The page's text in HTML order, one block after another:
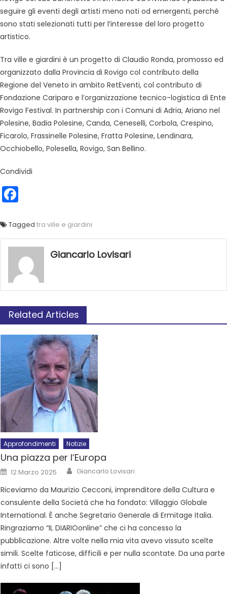
seguire gli eventi degli artisti meno noti od emergenti, perché
sono stati selezionati tutti per l’interesse del loro progetto
artistico.
Tra ville e giardini è un progetto di Claudio Ronda, promosso ed
organizzato dalla Provincia di Rovigo col contributo della
Regione del Veneto in ambito RetEventi, col contributo di
Fondazione Cariparo e l’organizzazione tecnico-logistica di Ente
Rovigo Festival. In partnership con i Comuni di Adria, Ariano nel
Polesine, Badia Polesine, Canda, Ceneselli, Corbola, Crespino,
Ficarolo, Frassinelle Polesine, Fratta Polesine, Lendinara,
Occhiobello, Polesella, Rovigo, San Bellino.
Condividi
Tagged tra ville e giardini
Giancarlo Lovisari
Related Articles
Approfondimenti Notizie
Una piazza per l’Europa
12 Marzo 2025 Giancarlo Lovisari
Riceviamo da Maurizio Cecconi, imprenditore della Cultura e
consulente della Società che ha fondato: Villaggio Globale
International. È anche Segretario Generale di Ermitage Italia.
Ringraziamo “IL DIARIOonline” che ci ha concesso la
pubblicazione. Altre volte nella mia vita avevo vissuto scelte
simili. Scelte faticose, difficili e per nulla scontate. Da una parte
infatti ci sono […]